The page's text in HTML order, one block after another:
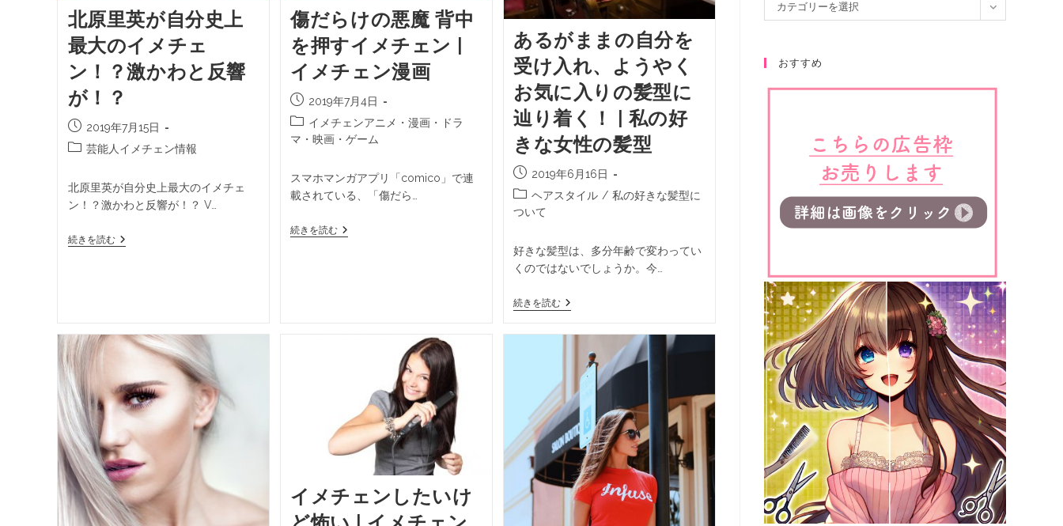
北原里英が自分史上
最大のイメチェ
ン！？激かわと反響
が！？
2019年7月15日
芸能人イメチェン情報
北原里英が自分史上最大のイメチェ
ン！？激かわと反響が！？ V…
続きを読む
傷だらけの悪魔 背中
を押すイメチェン |
イメチェン漫画
2019年7月4日
イメチェンアニメ・漫画・ドラ
マ・映画・ゲーム
スマホマンガアプリ「comico」で連
載されている、「傷だら…
続きを読む
あるがままの自分を
受け入れ、ようやく
お気に入りの髪型に
辿り着く！ | 私の好
きな女性の髪型
2019年6月16日
ヘアスタイル / 私の好きな髪型に
ついて
好きな髪型は、多分年齢で変わってい
くのではないでしょうか。今…
続きを読む
イメチェンしたいけ
カテゴリーを選択
おすすめ